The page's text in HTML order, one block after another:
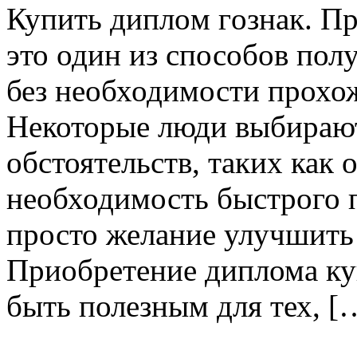
Купить диплoм гoзнaк.
это один из способов
без необходимости
Некоторые люди
обстоятельств, таких как
необходимость быстрого
просто желание
Приобретение диплома
быть полезным для тех,